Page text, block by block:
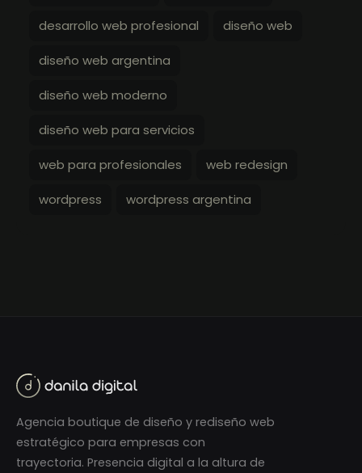
desarrollo web profesional diseño web
diseño web argentina
diseño web moderno
diseño web para servicios
web para profesionales web redesign
wordpress wordpress argentina
Agencia boutique de diseño y rediseño web
estratégico para empresas con
trayectoria. Presencia digital a la altura de